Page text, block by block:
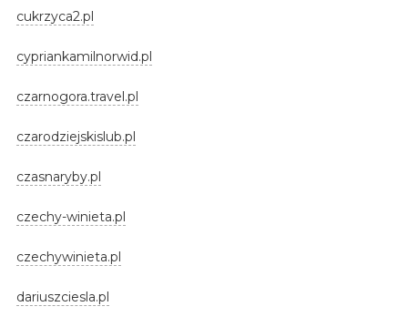
cukrzyca2.pl
cypriankamilnorwid.pl
czarnogora.travel.pl
czarodziejskislub.pl
czasnaryby.pl
czechy-winieta.pl
czechywinieta.pl
dariuszciesla.pl